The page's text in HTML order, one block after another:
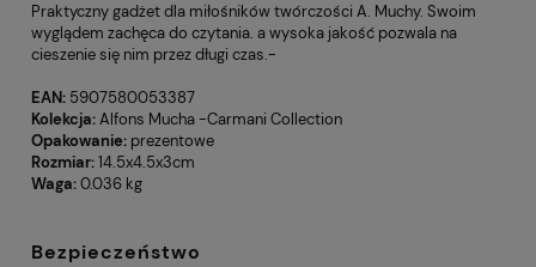
Praktyczny gadżet dla miłośników twórczości A. Muchy. Swoim
wyglądem zachęca do czytania. a wysoka jakość pozwala na
cieszenie się nim przez długi czas.-
EAN: 5907580053387
Kolekcja:Alfons Mucha -Carmani Collection
Opakowanie: prezentowe
Rozmiar:14.5x4.5x3cm
Waga:0.036 kg
Bezpieczeństwo